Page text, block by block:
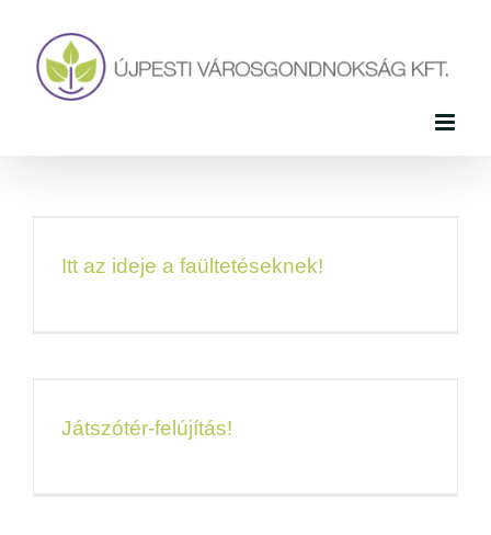
content
Itt az ideje a faültetéseknek!
Játszótér-felújítás!